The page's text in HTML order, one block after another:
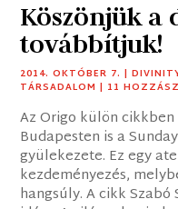
Köszönjük a
továbbítjuk!
2014. OKTÓBER 7. |
TÁRSADALOM | 11
Az Origo külön
Budapesten is a
gyülekezete. Ez egy
kezdeményezés,
hangsúly. A cikk